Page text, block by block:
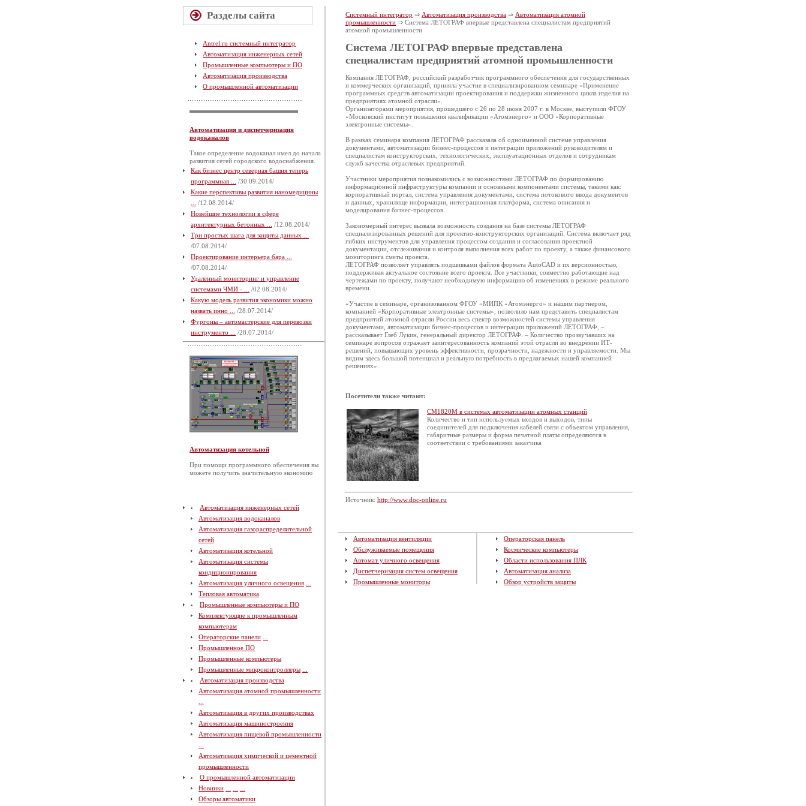
Разделы сайта
Antrel.ru системный интегратор
Автоматизация инженерных сетей
Промышленные компьютеры и ПО
Автоматизация производства
О промышленной автоматизации
Автоматизация и диспетчеризация
водоканалов
Такое определение водоканал имел до начала
развития сетей городского водоснабжения.
Как бизнес центр северная башня теперь
программная ...
/30.09.2014/
Какие перспективы развития наномедицины
/12.08.2014/
Новейшие технологии в сфере
архитектурных бетонных ...
/12.08.2014/
Три простых шага для защиты данных ...
/07.08.2014/
Проектирование интерьера бара ...
/07.08.2014/
Удаленный мониторинг и управление
системами ЧМИ - ...
/02.08.2014/
Какую модель развития экономики можно
назвать инно ...
/28.07.2014/
Фургоны – автомастерские для перевозки
инструменто ...
/28.07.2014/
Автоматизация котельной
При помощи программного обеспечения вы
можете получить значительную экономию
Автоматизация инженерных сетей
Автоматизация водоканалов
Автоматизация газораспределительной
сетей
Автоматизация котельной
Автоматизация системы
кондиционирования
Автоматизация уличного освещения
Тепловая автоматика
Промышленные компьютеры и ПО
Комплектующие к промышленным
компьютерам
Операторские панели
Промышленное ПО
Промышленные компьютеры
Промышленные микроконтроллеры
Автоматизация производства
Автоматизация атомной промышленности
Автоматизация в других производствах
Автоматизация машиностроения
Автоматизация пищевой промышленности
Автоматизация химической и цементной
промышленности
О промышленной автоматизации
Новинки
Обзоры автоматики
Системный интегратор ⇒ Автоматизация производства ⇒ Автоматизация атомной
промышленности ⇒ Система ЛЕТОГРАФ впервые представлена специалистам предприятий
атомной промышленности
Система ЛЕТОГРАФ впервые представлена
специалистам предприятий атомной промышленности
Компания ЛЕТОГРАФ, российский разработчик программного обеспечения для государственных
и коммерческих организаций, приняла участие в специализированном семинаре «Применение
программных средств автоматизации проектирования и поддержки жизненного цикла изделия на
предприятиях атомной отрасли».
Организаторами мероприятия, прошедшего с 26 по 28 июня 2007 г. в Москве, выступили ФГОУ
«Московский институт повышения квалификации «Атомэнерго» и ООО «Корпоративные
электронные системы».
В рамках семинара компания ЛЕТОГРАФ рассказала об одноименной системе управления
документами, автоматизации бизнес-процессов и интеграции приложений руководителям и
специалистам конструкторских, технологических, эксплуатационных отделов и сотрудникам
служб качества отраслевых предприятий.
Участники мероприятия познакомились с возможностями ЛЕТОГРАФ по формированию
информационной инфраструктуры компании и основными компонентами системы, такими как:
корпоративный портал, система управления документами, система потокового ввода документов
и данных, хранилище информации, интеграционная платформа, система описания и
моделирования бизнес-процессов.
Закономерный интерес вызвала возможность создания на базе системы ЛЕТОГРАФ
специализированных решений для проектно-конструкторских организаций. Система включает ряд
гибких инструментов для управления процессом создания и согласования проектной
документации, отслеживания и контроля выполнения всех работ по проекту, а также финансового
мониторинга сметы проекта.
ЛЕТОГРАФ позволяет управлять подшивками файлов формата AutoCAD и их версионностью,
поддерживая актуальное состояние всего проекта. Все участники, совместно работающие над
чертежами по проекту, получают необходимую информацию об изменениях в режиме реального
времени.
«Участие в семинаре, организованном ФГОУ «МИПК «Атомэнерго» и нашим партнером,
компанией «Корпоративные электронные системы», позволило нам представить специалистам
предприятий атомной отрасли России весь спектр возможностей системы управления
документами, автоматизации бизнес-процессов и интеграции приложений ЛЕТОГРАФ, –
рассказывает Глеб Лукин, генеральный директор ЛЕТОГРАФ. – Количество прозвучавших на
семинаре вопросов отражает заинтересованность компаний этой отрасли во внедрении ИТ-
решений, повышающих уровень эффективности, прозрачности, надежности и управляемости. Мы
видим здесь большой потенциал и реальную потребность в предлагаемых нашей компанией
решениях».
Посетители также читают:
СМ1820М в системах автоматизации атомных станций
Количество и тип используемых входов и выходов, типы
соединителей для подключения кабелей связи с объектом управления,
габаритные размеры и форма печатной платы определяются в
соответствии с требованиями заказчика
Источник: http://www.doc-online.ru
Автоматизация вентиляции
Обслуживаемые помещения
Автомат уличного освещения
Диспетчеризация систем освещения
Промышленные мониторы
Операторская панель
Космические компьютеры
Области использования ПЛК
Автоматизация анализа
Обзор устройств защиты